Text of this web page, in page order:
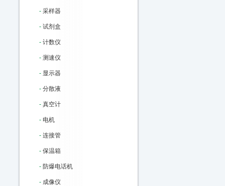
- 采样器
- 试剂盒
- 计数仪
- 测速仪
- 显示器
- 分散液
- 真空计
- 电机
- 连接管
- 保温箱
- 防爆电话机
- 成像仪